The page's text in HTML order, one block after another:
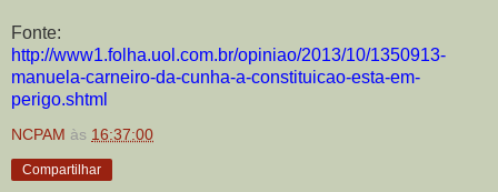
Fonte:
http://www1.folha.uol.com.br/opiniao/2013/10/1350913-
manuela-carneiro-da-cunha-a-constituicao-esta-em-
perigo.shtml
NCPAM às 16:37:00
Compartilhar